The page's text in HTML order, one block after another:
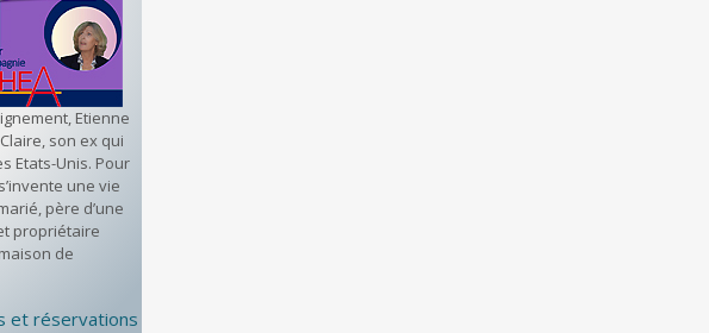
Etienne
son ex qui
Etats-Unis. Pour
une vie
père d’une
propriétaire
de
et réservations